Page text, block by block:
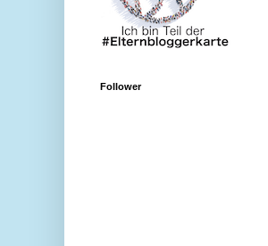
Follower